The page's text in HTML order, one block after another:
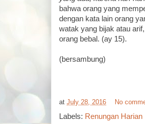
bahwa orang yang
dengan kata lain orang
watak yang bijak atau
orang bebal. (ay 15).
(bersambung)
at July 28, 2016 No
Labels: Renungan Harian